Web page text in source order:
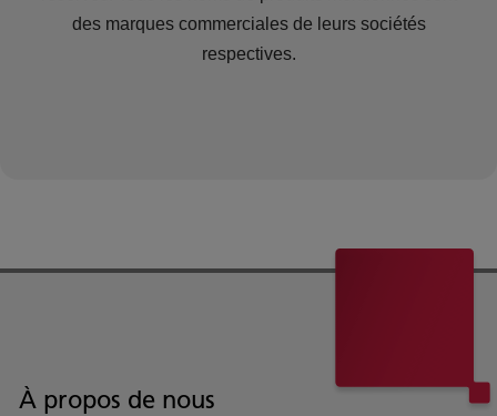
des marques commerciales de leurs sociétés
respectives.
À propos de nous